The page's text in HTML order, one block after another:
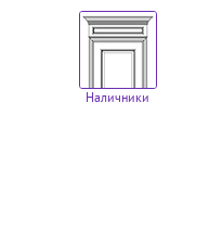
Наличники